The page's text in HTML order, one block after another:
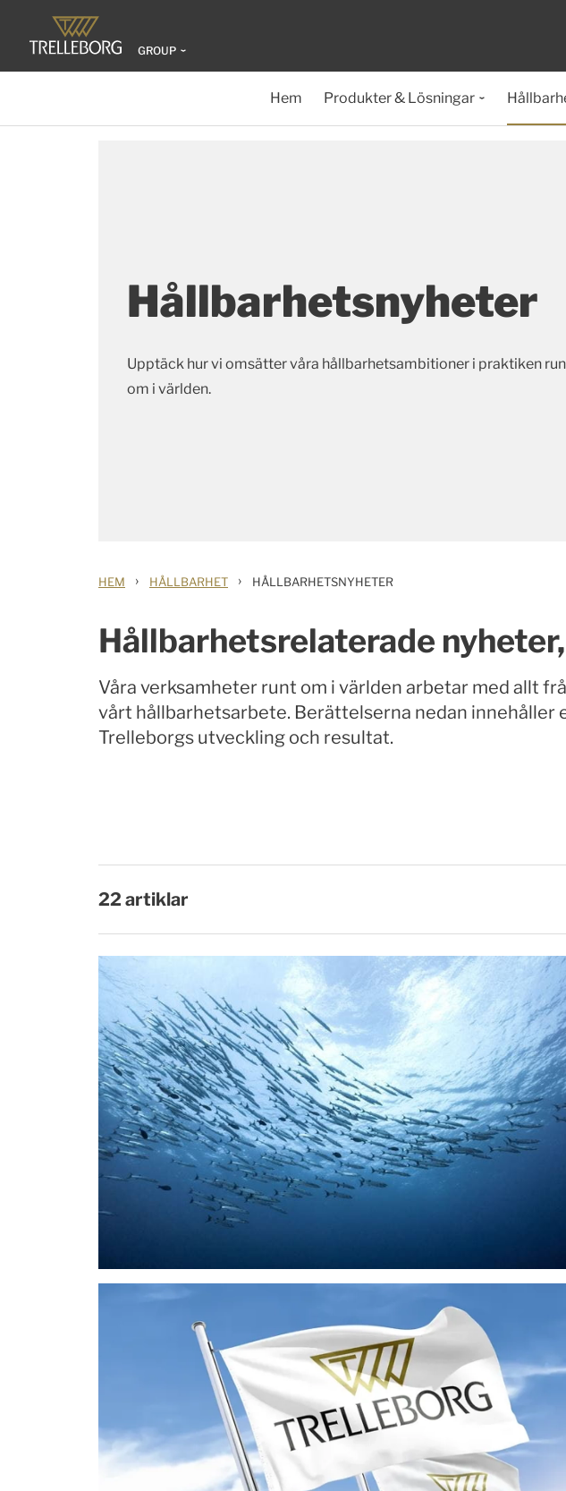
GROUP
Hem Produkter & Lösningar
Hållbarhetsnyheter
Upptäck hur vi omsätter våra hållbarhetsambitioner i praktiken
om i världen.
HEM › HÅLLBARHET › HÅLLBARHETSNYHETER
Hållbarhetsrelaterade
Våra verksamheter runt om i världen arbetar med allt
vårt hållbarhetsarbete. Berättelserna nedan
Trelleborgs utveckling och resultat.
22 artiklar